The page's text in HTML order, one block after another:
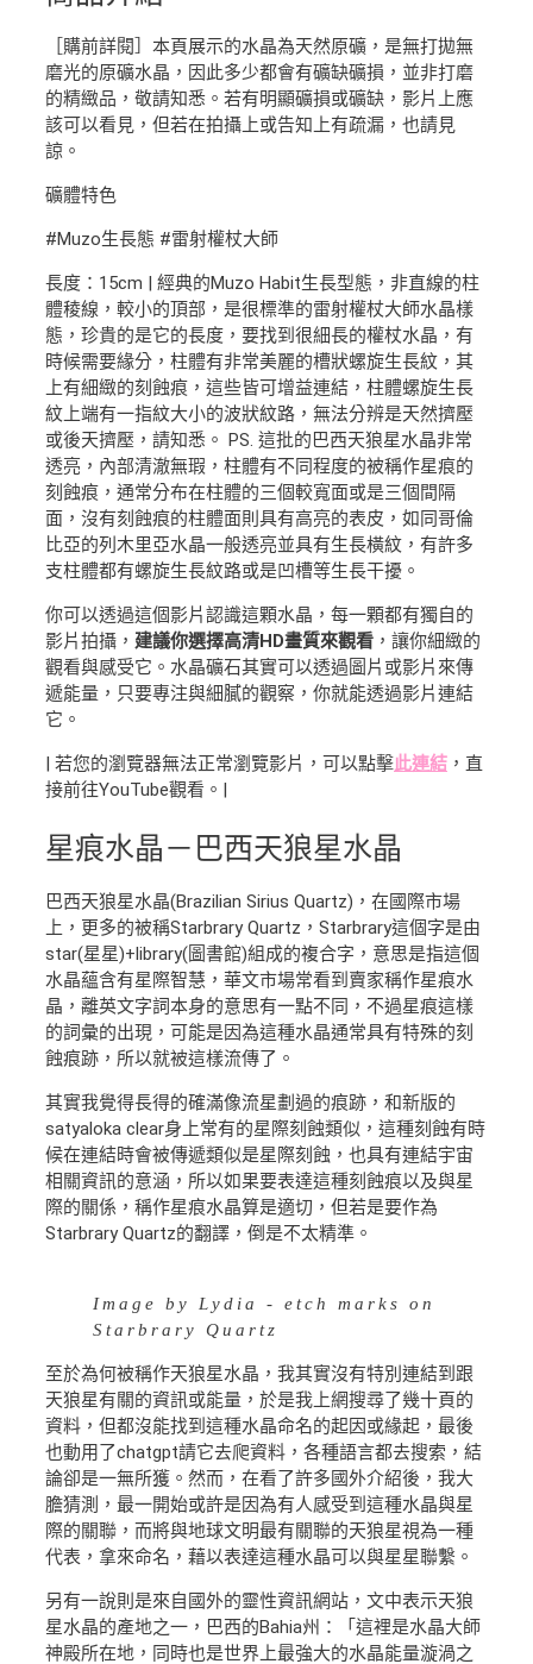
［購前詳閱］本頁展示的水晶為天然原礦，是無打拋無
磨光的原礦水晶，因此多少都會有礦缺礦損，並非打磨
的精緻品，敬請知悉。若有明顯礦損或礦缺，影片上應
該可以看見，但若在拍攝上或告知上有疏漏，也請見
諒。
礦體特色
#Muzo生長態 #雷射權杖大師
長度：15cm | 經典的Muzo Habit生長型態，非直線的柱
體稜線，較小的頂部，是很標準的雷射權杖大師水晶樣
態，珍貴的是它的長度，要找到很細長的權杖水晶，有
時候需要緣分，柱體有非常美麗的槽狀螺旋生長紋，其
上有細緻的刻蝕痕，這些皆可增益連結，柱體螺旋生長
紋上端有一指紋大小的波狀紋路，無法分辨是天然擠壓
或後天擠壓，請知悉。 PS. 這批的巴西天狼星水晶非常
透亮，內部清澈無瑕，柱體有不同程度的被稱作星痕的
刻蝕痕，通常分布在柱體的三個較寬面或是三個間隔
面，沒有刻蝕痕的柱體面則具有高亮的表皮，如同哥倫
比亞的列木里亞水晶一般透亮並具有生長橫紋，有許多
支柱體都有螺旋生長紋路或是凹槽等生長干擾。
你可以透過這個影片認識這顆水晶，每一顆都有獨自的
影片拍攝， 建議你選擇高清HD畫質來觀看 ，讓你細緻的
觀看與感受它。水晶礦石其實可以透過圖片或影片來傳
遞能量，只要專注與細膩的觀察，你就能透過影片連結
它。
| 若您的瀏覽器無法正常瀏覽影片，可以點擊此連結 ，直
接前往YouTube觀看。|
星痕水晶－巴西天狼星水晶
巴西天狼星水晶(Brazilian Sirius Quartz)，在國際市場
上，更多的被稱Starbrary Quartz，Starbrary這個字是由
star(星星)+library(圖書館)組成的複合字，意思是指這個
水晶蘊含有星際智慧，華文市場常看到賣家稱作星痕水
晶，離英文字詞本身的意思有一點不同，不過星痕這樣
的詞彙的出現，可能是因為這種水晶通常具有特殊的刻
蝕痕跡，所以就被這樣流傳了。
其實我覺得長得的確滿像流星劃過的痕跡，和新版的
satyaloka clear身上常有的星際刻蝕類似，這種刻蝕有時
候在連結時會被傳遞類似是星際刻蝕，也具有連結宇宙
相關資訊的意涵，所以如果要表達這種刻蝕痕以及與星
際的關係，稱作星痕水晶算是適切，但若是要作為
Starbrary Quartz的翻譯，倒是不太精準。
Image by Lydia - etch marks on
Starbrary Quartz
至於為何被稱作天狼星水晶，我其實沒有特別連結到跟
天狼星有關的資訊或能量，於是我上網搜尋了幾十頁的
資料，但都沒能找到這種水晶命名的起因或緣起，最後
也動用了chatgpt請它去爬資料，各種語言都去搜索，結
論卻是一無所獲。然而，在看了許多國外介紹後，我大
膽猜測，最一開始或許是因為有人感受到這種水晶與星
際的關聯，而將與地球文明最有關聯的天狼星視為一種
代表，拿來命名，藉以表達這種水晶可以與星星聯繫。
另有一說則是來自國外的靈性資訊網站，文中表示天狼
星水晶的產地之一，巴西的Bahia州：「這裡是水晶大師
神殿所在地，同時也是世界上最強大的水晶能量漩渦之